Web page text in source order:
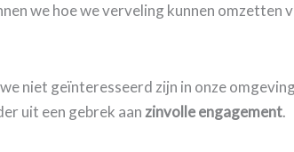
we hoe we verveling kunnen omzetten
niet geïnteresseerd zijn in onze
uit een gebrek aan zinvolleengagement.